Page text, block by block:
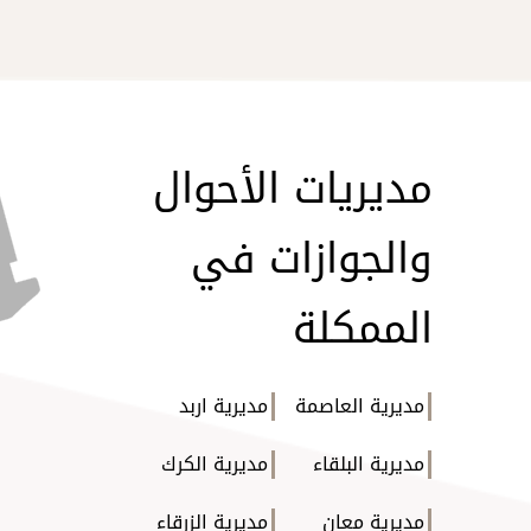
مديريات الأحوال
والجوازات في
الممكلة
مديرية العاصمة
مديرية اربد
مديرية البلقاء
مديرية الكرك
مديرية معان
مديرية الزرقاء